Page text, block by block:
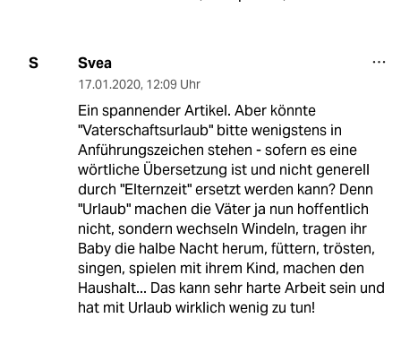
S Svea
17.01.2020, 12:09 Uhr
Ein spannender Artikel. Aber könnte
"Vaterschaftsurlaub" bitte wenigstens in
Anführungszeichen stehen - sofern es eine
wörtliche Übersetzung ist und nicht generell
durch "Elternzeit" ersetzt werden kann? Denn
"Urlaub" machen die Väter ja nun hoffentlich
nicht, sondern wechseln Windeln, tragen ihr
Baby die halbe Nacht herum, füttern, trösten,
singen, spielen mit ihrem Kind, machen den
Haushalt... Das kann sehr harte Arbeit sein und
hat mit Urlaub wirklich wenig zu tun!